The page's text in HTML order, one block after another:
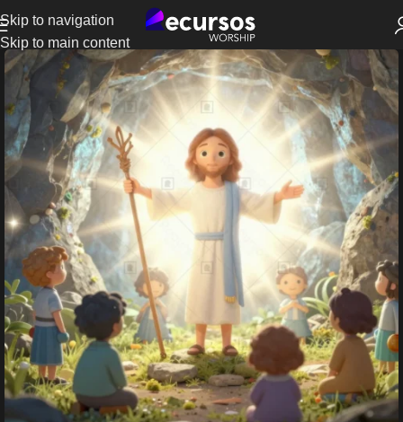
Skip to navigation
Skip to main content